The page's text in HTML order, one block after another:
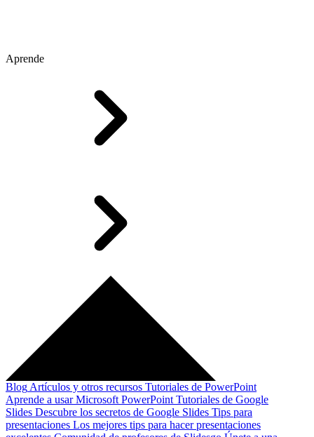
Aprende
Blog Artículos y otros recursos Tutoriales de PowerPoint
Aprende a usar Microsoft PowerPoint Tutoriales de Google
Slides Descubre los secretos de Google Slides Tips para
presentaciones Los mejores tips para hacer presentaciones